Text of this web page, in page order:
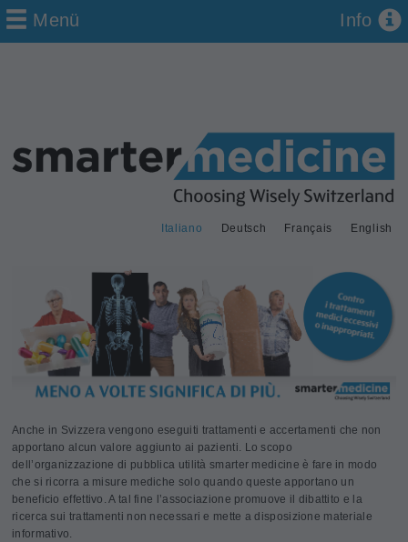
Deutsch Français
Italiano English
Menü Info
Anche in Svizzera vengono eseguiti trattamenti e accertamenti che non
apportano alcun valore aggiunto ai pazienti. Lo scopo
dell’organizzazione di pubblica utilità smarter medicine è fare in modo
che si ricorra a misure mediche solo quando queste apportano un
beneficio effettivo. A tal fine l’associazione promuove il dibattito e la
ricerca sui trattamenti non necessari e mette a disposizione materiale
informativo.